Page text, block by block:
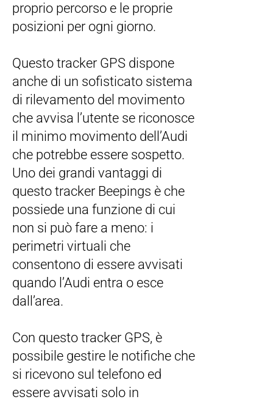
proprio percorso e le proprie
posizioni per ogni giorno.
Questo tracker GPS dispone
anche di un sofisticato sistema
di rilevamento del movimento
che avvisa l’utente se riconosce
il minimo movimento dell’Audi
che potrebbe essere sospetto.
Uno dei grandi vantaggi di
questo tracker Beepings è che
possiede una funzione di cui
non si può fare a meno: i
perimetri virtuali che
consentono di essere avvisati
quando l’Audi entra o esce
dall’area.
Con questo tracker GPS, è
possibile gestire le notifiche che
si ricevono sul telefono ed
essere avvisati solo in